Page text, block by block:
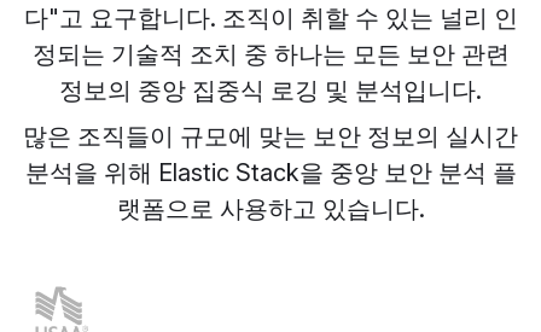
다"고 요구합니다. 조직이 취할 수 있는 널리 인
정되는 기술적 조치 중 하나는 모든 보안 관련
정보의 중앙 집중식 로깅 및 분석입니다.
많은 조직들이 규모에 맞는 보안 정보의 실시간
분석을 위해 Elastic Stack을 중앙 보안 분석 플
랫폼으로 사용하고 있습니다.